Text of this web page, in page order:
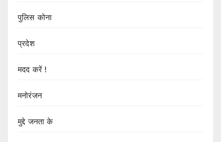
पुलिस कोना
प्रदेश
मदद करें !
मनोरंजन
मुद्दे जनता के